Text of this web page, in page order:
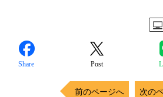
Share Post
前のページへ 次の